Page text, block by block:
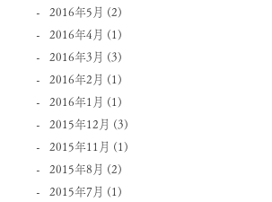
2016年5月 (2)
2016年4月 (1)
2016年3月 (3)
2016年2月 (1)
2016年1月 (1)
2015年12月 (3)
2015年11月 (1)
2015年8月 (2)
2015年7月 (1)